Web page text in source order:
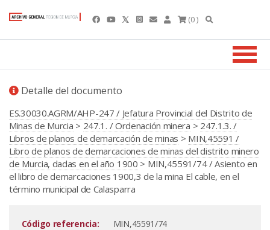
(0 )
Detalle del documento
ES.30030.AGRM/AHP-247 / Jefatura Provincial del Distrito de
Minas de Murcia > 247.1. / Ordenación minera > 247.1.3. /
Libros de planos de demarcación de minas > MIN,45591 /
Libro de planos de demarcaciones de minas del distrito minero
de Murcia, dadas en el año 1900 > MIN,45591/74 / Asiento en
el libro de demarcaciones 1900,3 de la mina El cable, en el
término municipal de Calasparra
Código referencia:
MIN,45591/74